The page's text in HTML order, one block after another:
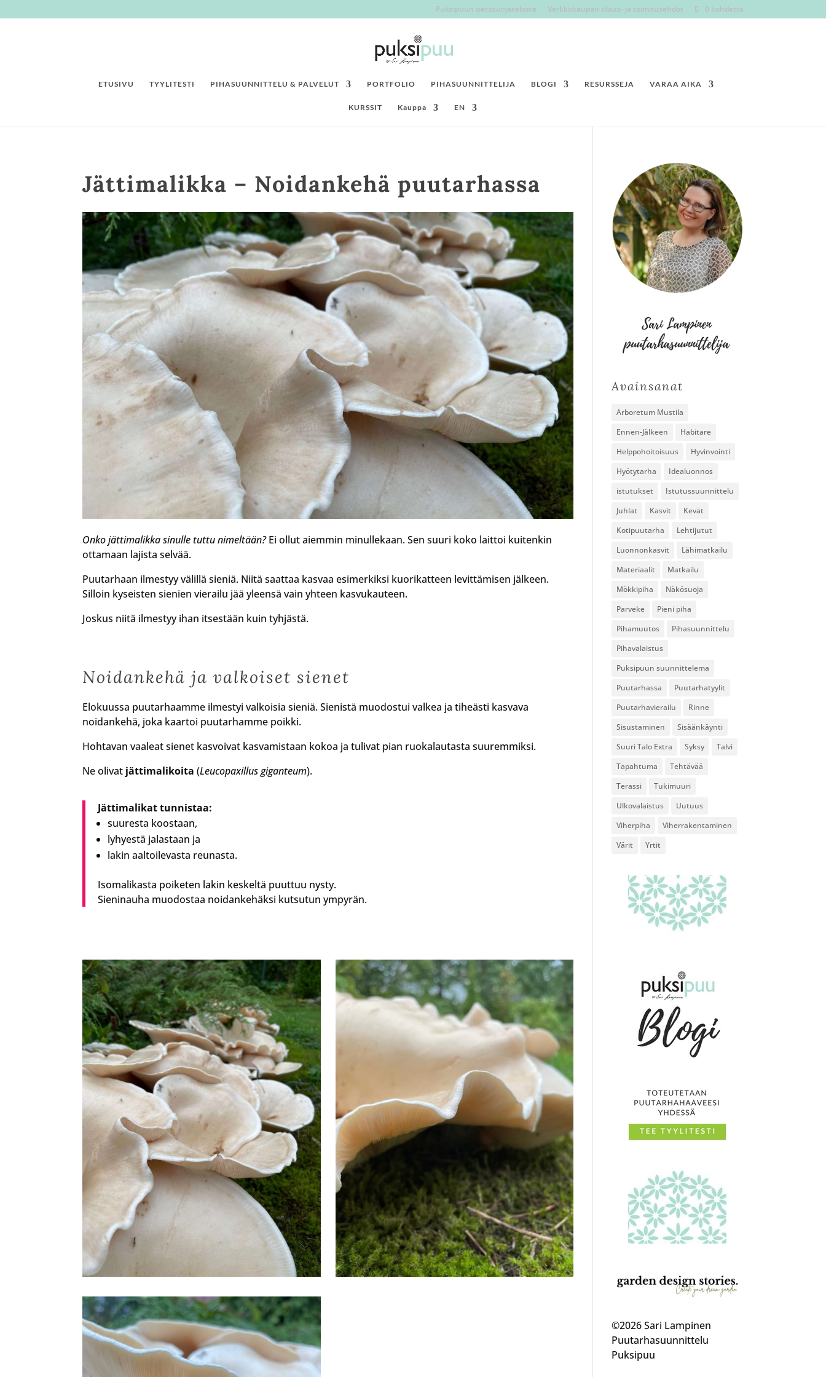
Puksipuun tietosuojaseloste Verkkokaupan tilaus- ja toimitusehdot 0 kohdetta
ETUSIVU TYYLITESTI PIHASUUNNITTELU & PALVELUT PORTFOLIO PIHASUUNNITTELIJA BLOGI RESURSSEJA VARAA AIKA
KURSSIT Kauppa EN
Jättimalikka – Noidankehä puutarhassa
Onko jättimalikka sinulle tuttu nimeltään?Ei ollut aiemmin minullekaan. Sen suuri koko laittoi kuitenkin
ottamaan lajista selvää.
Puutarhaan ilmestyy välillä sieniä. Niitä saattaa kasvaa esimerkiksi kuorikatteen levittämisen jälkeen.
Silloin kyseisten sienien vierailu jää yleensä vain yhteen kasvukauteen.
Joskus niitä ilmestyy ihan itsestään kuin tyhjästä.
Noidankehä ja valkoiset sienet
Elokuussa puutarhaamme ilmestyi valkoisia sieniä. Sienistä muodostui valkea ja tiheästi kasvava
noidankehä, joka kaartoi puutarhamme poikki.
Hohtavan vaaleat sienet kasvoivat kasvamistaan kokoa ja tulivat pian ruokalautasta suuremmiksi.
Ne olivat jättimalikoita (Leucopaxillus giganteum).
Jättimalikat tunnistaa:
suuresta koostaan,
lyhyestä jalastaan ja
lakin aaltoilevasta reunasta.
Isomalikasta poiketen lakin keskeltä puuttuu nysty.
Sieninauha muodostaa noidankehäksi kutsutun ympyrän.
Avainsanat
Arboretum Mustila
Ennen-Jälkeen
Habitare
Helppohoitoisuus
Hyvinvointi
Hyötytarha
Idealuonnos
istutukset
Istutussuunnittelu
Juhlat
Kasvit
Kevät
Kotipuutarha
Lehtijutut
Luonnonkasvit
Lähimatkailu
Materiaalit
Matkailu
Mökkipiha
Näkösuoja
Parveke
Pieni piha
Pihamuutos
Pihasuunnittelu
Pihavalaistus
Puksipuun suunnittelema
Puutarhassa
Puutarhatyylit
Puutarhavierailu
Rinne
Sisustaminen
Sisäänkäynti
Suuri Talo Extra
Syksy
Talvi
Tapahtuma
Tehtävää
Terassi
Tukimuuri
Ulkovalaistus
Uutuus
Viherpiha
Viherrakentaminen
Värit
Yrtit
©2026 Sari Lampinen
Puutarhasuunnittelu
Puksipuu